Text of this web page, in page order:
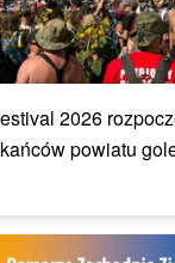
2026
powiatu